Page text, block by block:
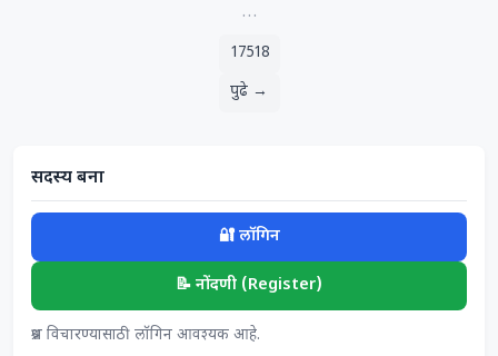
…
17518
पुढे →
सदस्य बना
🔐 लॉगिन
📝 नोंदणी (Register)
प्रश्न विचारण्यासाठी लॉगिन आवश्यक आहे.